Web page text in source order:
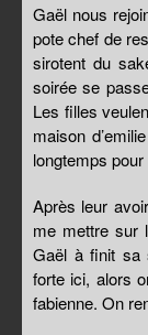
Gaël nous
pote chef de
sirotent du
soirée se
Les filles
maison
longtemps
Après leur
me mettre sur
Gaël à finit sa
forte ici, alors
fabienne. On